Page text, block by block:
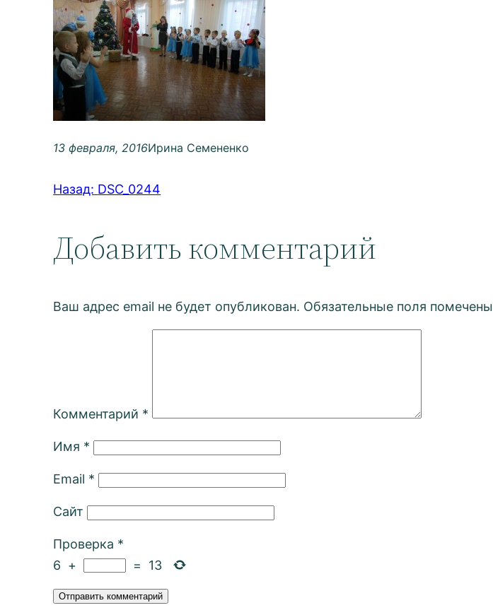
13 февраля, 2016Ирина Семененко
Назад: DSC_0244
Добавить комментарий
Ваш адрес email не будет опубликован. Обязательные поля помечены
Комментарий *
Имя *
Email *
Сайт
Проверка *
6 + = 13